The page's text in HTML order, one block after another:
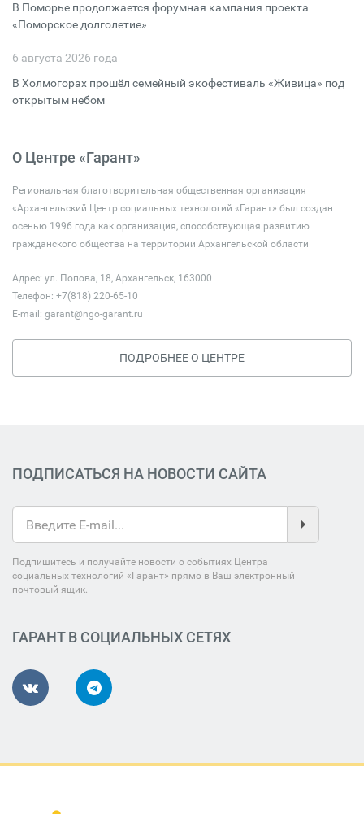
В Поморье продолжается форумная кампания проекта
«Поморское долголетие»
6 августа 2026 года
В Холмогорах прошёл семейный экофестиваль «Живица» под
открытым небом
О Центре «Гарант»
Региональная благотворительная общественная организация
«Архангельский Центр социальных технологий «Гарант» был создан
осенью 1996 года как организация, способствующая развитию
гражданского общества на территории Архангельской области
Адрес: ул. Попова, 18, Архангельск, 163000
Телефон: +7(818) 220-65-10
E-mail: garant@ngo-garant.ru
ПОДРОБНЕЕ О ЦЕНТРЕ
ПОДПИСАТЬСЯ НА НОВОСТИ САЙТА
Подпишитесь и получайте новости о событиях Центра
социальных технологий «Гарант» прямо в Ваш электронный
почтовый ящик.
ГАРАНТ В СОЦИАЛЬНЫХ СЕТЯХ